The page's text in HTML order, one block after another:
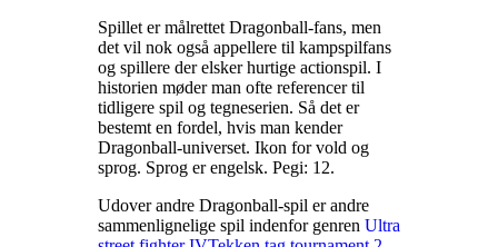
Spillet er målrettet Dragonball-fans, men
det vil nok også appellere til kampspilfans
og spillere der elsker hurtige actionspil. I
historien møder man ofte referencer til
tidligere spil og tegneserien. Så det er
bestemt en fordel, hvis man kender
Dragonball-universet. Ikon for vold og
sprog. Sprog er engelsk. Pegi: 12.
Udover andre Dragonball-spil er andre
sammenlignelige spil indenfor genren Ultra